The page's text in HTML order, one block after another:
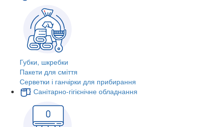
Губки, шкребки
Пакети для сміття
Серветки і ганчірки для прибирання
Санітарно-гігієнічне обладнання